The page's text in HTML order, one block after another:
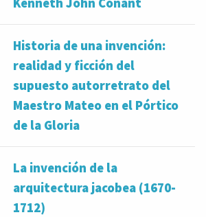
Kenneth John Conant
Historia de una invención:
realidad y ficción del
supuesto autorretrato del
Maestro Mateo en el Pórtico
de la Gloria
La invención de la
arquitectura jacobea (1670-
1712)